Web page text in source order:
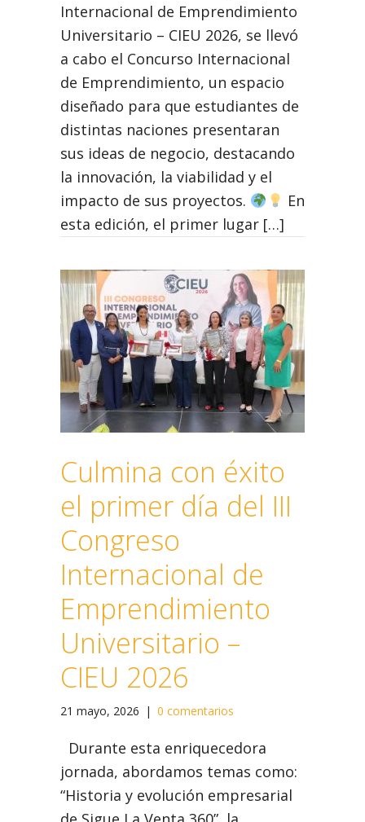
Internacional de Emprendimiento
Universitario – CIEU 2026, se llevó
a cabo el Concurso Internacional
de Emprendimiento, un espacio
diseñado para que estudiantes de
distintas naciones presentaran
sus ideas de negocio, destacando
la innovación, la viabilidad y el
impacto de sus proyectos.
En
esta edición, el primer lugar […]
Culmina con éxito
el primer día del III
Congreso
Internacional de
Emprendimiento
Universitario –
CIEU 2026
21 mayo, 2026 | 0 comentarios
Durante esta enriquecedora
jornada, abordamos temas como:
“Historia y evolución empresarial